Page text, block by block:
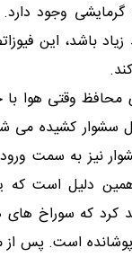
گرمایشی وجود
باشد، این
وقتی هوا
سشوار کشیده می
نیز به سمت
دلیل است
کرد که سوراخ
است. پس از